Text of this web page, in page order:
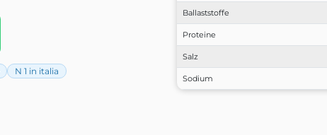
N 1 in italia
Ballaststoffe
Proteine
Salz
Sodium